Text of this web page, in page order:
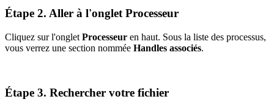
Étape 2. Aller à l'onglet Processeur
Cliquez sur l'onglet Processeur en haut. Sous la liste des processus,
vous verrez une section nommée Handles associés.
Étape 3. Rechercher votre fichier